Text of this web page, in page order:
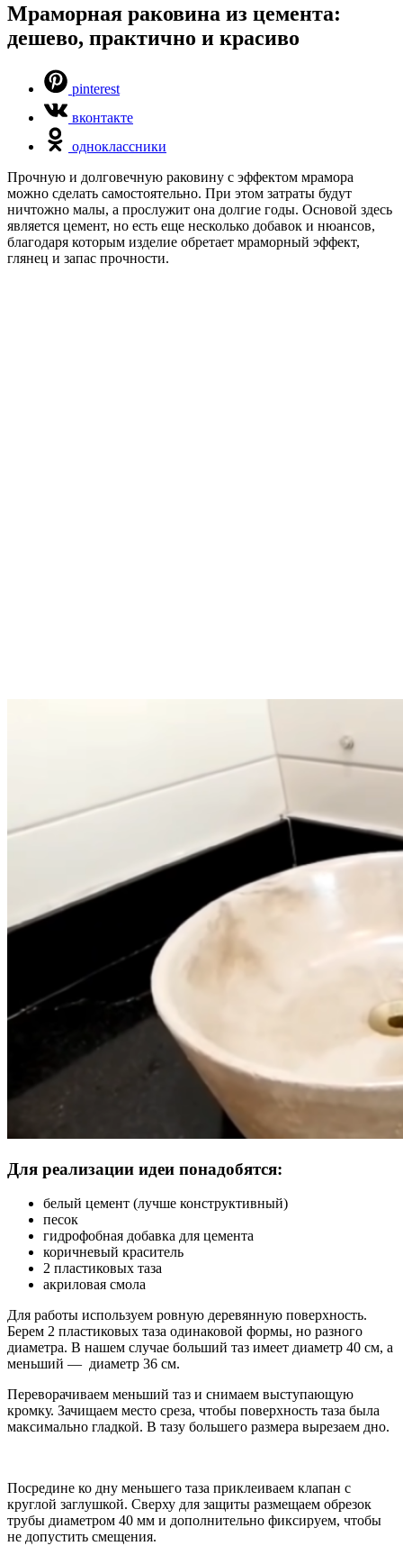
Мраморная раковина из цемента:
дешево, практично и красиво
pinterest
вконтакте
одноклассники
Прочную и долговечную раковину с эффектом мрамора
можно сделать самостоятельно. При этом затраты будут
ничтожно малы, а прослужит она долгие годы. Основой здесь
является цемент, но есть еще несколько добавок и нюансов,
благодаря которым изделие обретает мраморный эффект,
глянец и запас прочности.
Для реализации идеи понадобятся:
белый цемент (лучше конструктивный)
песок
гидрофобная добавка для цемента
коричневый краситель
2 пластиковых таза
акриловая смола
Для работы используем ровную деревянную поверхность.
Берем 2 пластиковых таза одинаковой формы, но разного
диаметра. В нашем случае больший таз имеет диаметр 40 см, а
меньший — диаметр 36 см.
Переворачиваем меньший таз и снимаем выступающую
кромку. Зачищаем место среза, чтобы поверхность таза была
максимально гладкой. В тазу большего размера вырезаем дно.
Посредине ко дну меньшего таза приклеиваем клапан с
круглой заглушкой. Сверху для защиты размещаем обрезок
трубы диаметром 40 мм и дополнительно фиксируем, чтобы
не допустить смещения.